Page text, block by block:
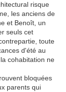
risque
les anciens de
et Benoît, un
seuls cet
toute
d'été au
cohabitation ne
bloquées
parents qui